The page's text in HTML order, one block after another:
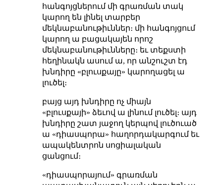
հանգոյցներում մի գրառման տակ
կարող են լինել տարբեր
մեկնաբանութիւններ։ մի հանգոյցում
կարող ա բացակայեն որոշ
մեկնաբանութիւնները։ եւ տեքստի
հեղինակն ասում ա, որ անշուշտ էդ
խնդիրը «բլուսքայը» կարողացել ա
լուծել։
բայց այդ խնդիրը ոչ միայն
«բլուսքայի» ձեւով ա լինում լուծել։ այդ
խնդիրը շատ յաջող կերպով լուծուած
ա «դիասպորա» հաղորդակարգում եւ
ապակենտրոն սոցիալական
ցանցում։
«դիասպորայում» գրառման